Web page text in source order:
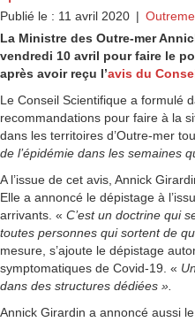
Publié le : 11 avril 2020 |
La Ministre des Outre-mer
vendredi 10 avril pour faire le
après avoir reçu l’avis du
Le Conseil Scientifique a formulé
recommandations pour faire à la
dans les territoires d’Outre-mer
de l’épidémie dans les semaines
A l’issue de cet avis, Annick
Elle a annoncé le dépistage à
arrivants. « C’est un doctrine qui
toutes personnes qui sortent de
mesure, s’ajoute le dépistage
symptomatiques de Covid-19. «
dans des structures dédiées ».
Annick Girardin a annoncé aussi